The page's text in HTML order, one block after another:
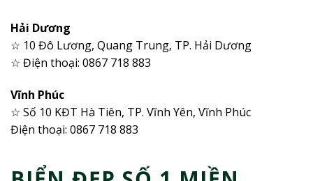
Hải Dương
☆ 10 Đô Lương, Quang Trung, TP. Hải Dương
☆ Điện thoại: 0867 718 883
Vĩnh Phúc
☆ Số 10 KĐT Hà Tiên, TP. Vĩnh Yên, Vĩnh Phúc
Điện thoại: 0867 718 883